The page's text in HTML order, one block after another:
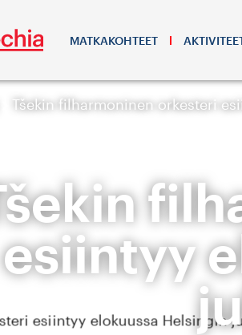
MATKAKOHTEET
Tšekin filharmoninen orkesteri
esiintyy